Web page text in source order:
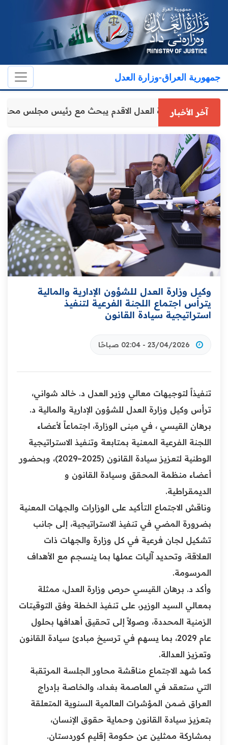
جمهورية العراق-وزارة العدل
آخر الأخباروكيل وزارة العدل الاقدم يبحث مع رئيس مجلس
وكيل وزارة العدل للشؤون الإدارية والمالية
يترأس اجتماع اللجنة الفرعية لتنفيذ
استراتيجية سيادة القانون
23/04/2026 - 02:04 صباحًا
تنفيذاً لتوجيهات معالي وزير العدل د. خالد شواني،
ترأس وكيل وزارة العدل للشؤون الإدارية والمالية د.
برهان القيسي ، في مبنى الوزارة، اجتماعاً لأعضاء
اللجنة الفرعية المعنية بمتابعة وتنفيذ الاستراتيجية
الوطنية لتعزيز سيادة القانون (2025–2029)، وبحضور
أعضاء منظمة المحقق وسيادة القانون و
الديمقراطية.
وناقش الاجتماع التأكيد على الوزارات والجهات المعنية
بضرورة المضي في تنفيذ الاستراتيجية، إلى جانب
تشكيل لجان فرعية في كل وزارة والجهات ذات
العلاقة، وتحديد آليات عملها بما ينسجم مع الأهداف
المرسومة.
وأكد د. برهان القيسي حرص وزارة العدل، ممثلة
بمعالي السيد الوزير، على تنفيذ الخطة وفق التوقيتات
الزمنية المحددة، وصولاً إلى تحقيق أهدافها بحلول
عام 2029، بما يسهم في ترسيخ مبادئ سيادة القانون
وتعزيز العدالة.
كما شهد الاجتماع مناقشة محاور الجلسة المرتقبة
التي ستعقد في العاصمة بغداد، والخاصة بإدراج
العراق ضمن المؤشرات العالمية السنوية المتعلقة
بتعزيز سيادة القانون وحماية حقوق الإنسان،
بمشاركة ممثلين عن حكومة إقليم كوردستان.